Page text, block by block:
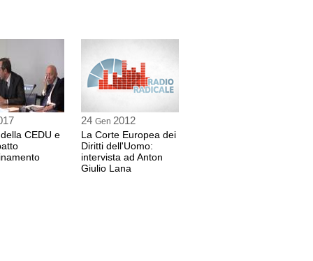
CEDU e
24 Gen 2012
La Corte Europea dei
Diritti dell'Uomo:
intervista ad Anton
Giulio Lana